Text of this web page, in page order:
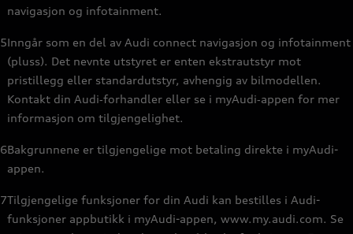
navigasjon og infotainment.
5Inngår som en del av Audi connect navigasjon og infotainment
(pluss). Det nevnte utstyret er enten ekstrautstyr mot
pristillegg eller standardutstyr, avhengig av bilmodellen.
Kontakt din Audi‑forhandler eller se i myAudi‑appen for mer
informasjon om tilgjengelighet.
6Bakgrunnene er tilgjengelige mot betaling direkte i myAudi-
appen.
7Tilgjengelige funksjoner for din Audi kan bestilles i Audi-
funksjoner appbutikk i myAudi-appen, www.my.audi.com. Se